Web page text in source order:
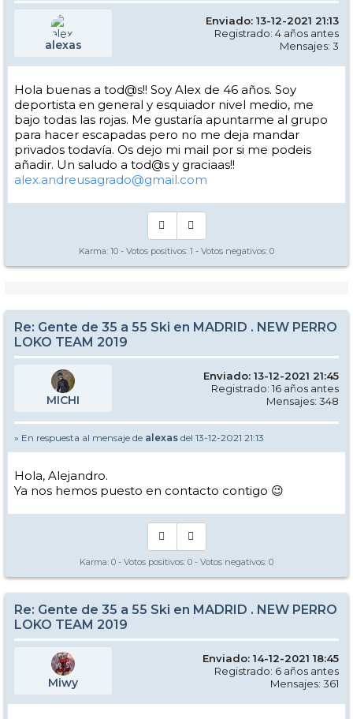
alexas
Enviado: 13-12-2021 21:13
Registrado: 4 años antes
Mensajes: 3
Hola buenas a tod@s!! Soy Alex de 46 años. Soy
deportista en general y esquiador nivel medio, me
bajo todas las rojas. Me gustaría apuntarme al grupo
para hacer escapadas pero no me deja mandar
privados todavía. Os dejo mi mail por si me podeis
añadir. Un saludo a tod@s y graciaas!!
alex.andreusagrado@gmail.com
Karma: 10 - Votos positivos: 1 - Votos negativos: 0
Re: Gente de 35 a 55 Ski en MADRID . NEW PERRO
LOKO TEAM 2019
MICHI
Enviado: 13-12-2021 21:45
Registrado: 16 años antes
Mensajes: 348
» En respuesta al mensaje de alexas del 13-12-2021 21:13
Hola, Alejandro.
Ya nos hemos puesto en contacto contigo 😉
Karma: 0 - Votos positivos: 0 - Votos negativos: 0
Re: Gente de 35 a 55 Ski en MADRID . NEW PERRO
LOKO TEAM 2019
Miwy
Enviado: 14-12-2021 18:45
Registrado: 6 años antes
Mensajes: 361